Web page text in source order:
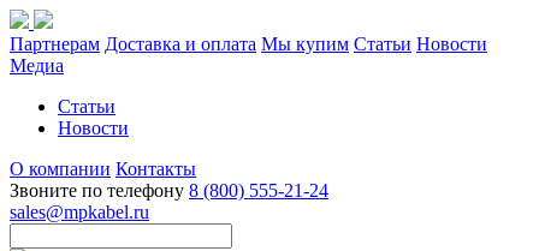
Партнерам Доставка и оплата Мы купим Статьи Новости
Медиа
Статьи
Новости
О компании Контакты
Звоните по телефону 8 (800) 555-21-24
sales@mpkabel.ru